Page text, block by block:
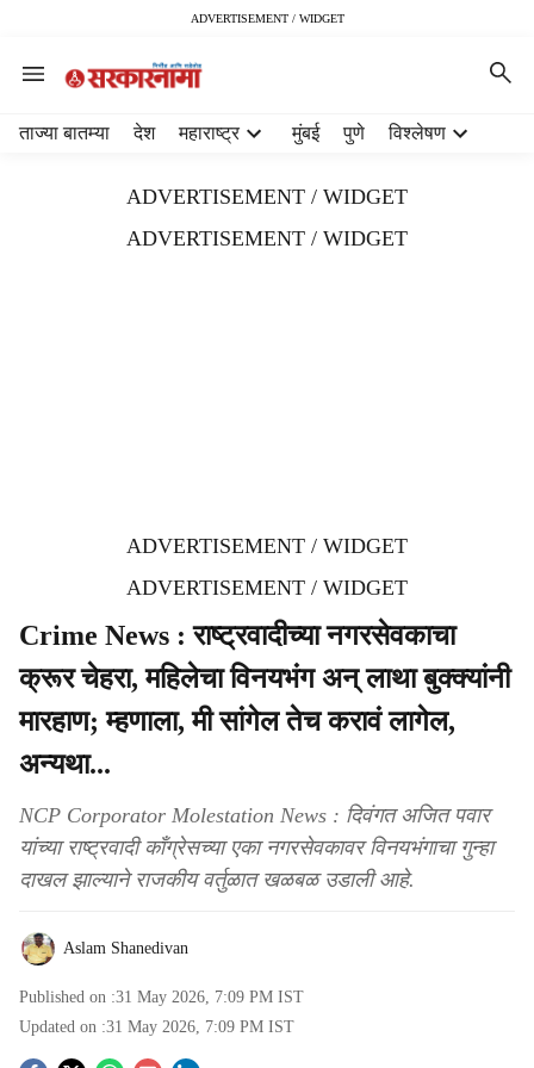
ADVERTISEMENT / WIDGET
ताज्या बातम्या देश महाराष्ट्र मुंबई पुणे विश्लेषण
ADVERTISEMENT / WIDGET
ADVERTISEMENT / WIDGET
ADVERTISEMENT / WIDGET
ADVERTISEMENT / WIDGET
Crime News : राष्ट्रवादीच्या नगरसेवकाचा
क्रूर चेहरा, महिलेचा विनयभंग अन् लाथा बुक्क्यांनी
मारहाण; म्हणाला, मी सांगेल तेच करावं लागेल,
अन्यथा...
NCP Corporator Molestation News : दिवंगत अजित पवार
यांच्या राष्ट्रवादी काँग्रेसच्या एका नगरसेवकावर विनयभंगाचा गुन्हा
दाखल झाल्याने राजकीय वर्तुळात खळबळ उडाली आहे.
Aslam Shanedivan
Published on :31 May 2026, 7:09 PM IST
Updated on :31 May 2026, 7:09 PM IST